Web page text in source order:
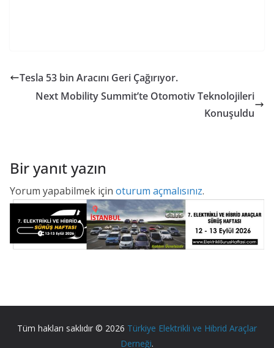
Tesla 53 bin Aracını Geri Çağırıyor.
Next Mobility Summit’te Otomotiv Teknolojileri
Konuşuldu
Bir yanıt yazın
Yorum yapabilmek için oturum açmalısınız.
Tüm hakları saklıdır © 2026 Türkiye Elektrikli ve Hibrid Araçlar
Derneği.